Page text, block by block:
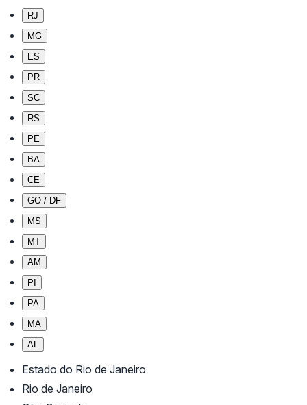
RJ
MG
ES
PR
SC
RS
PE
BA
CE
GO / DF
MS
MT
AM
PI
PA
MA
AL
Estado do Rio de Janeiro
Rio de Janeiro